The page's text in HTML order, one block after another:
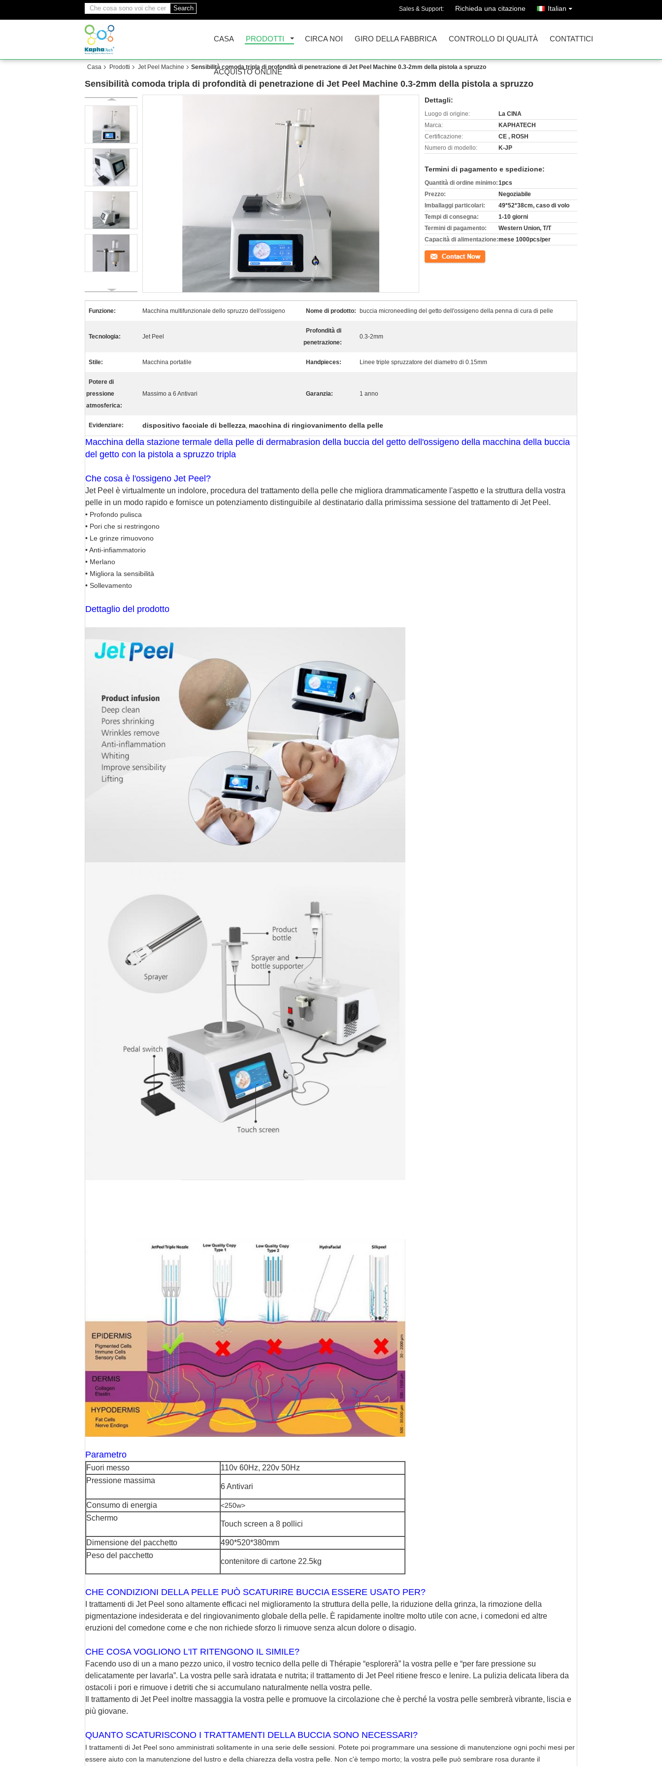
Search Sales & Support: Richieda una citazione Italian
CASA PRODOTTI CIRCA NOI GIRO DELLA FABBRICA CONTROLLO DI QUALITÀ CONTATTICI
ACQUISTO ONLINE
Casa Prodotti Jet Peel Machine Sensibilità comoda tripla di profondità di penetrazione di Jet Peel Machine 0.3-2mm della pistola a spruzzo
Sensibilità comoda tripla di profondità di penetrazione di Jet Peel Machine 0.3-2mm della pistola a spruzzo
Dettagli:
Luogo di origine:
La CINA
Marca:
KAPHATECH
Certificazione:
CE , ROSH
Numero di modello:
K-JP
Termini di pagamento e spedizione:
Quantità di ordine minimo:1pcs
Prezzo:
Negoziabile
Imballaggi particolari:
49*52*38cm, caso di volo
Tempi di consegna:
1-10 giorni
Termini di pagamento:
Western Union, T/T
Capacità di alimentazione:mese 1000pcs/per
Contatto
Funzione: Macchina multifunzionale dello spruzzo dell'ossigeno Nome di prodotto: buccia microneedling del getto dell'ossigeno della penna di cura di pelle
Tecnologia: Jet Peel
Profondità di
penetrazione:
0.3-2mm
Stile: Macchina portatile Handpieces: Linee triple spruzzatore del diametro di 0.15mm
Potere di
pressione
atmosferica:
Massimo a 6 Antivari Garanzia: 1 anno
Evidenziare: dispositivo facciale di bellezza, macchina di ringiovanimento della pelle
Macchina della stazione termale della pelle di dermabrasion della buccia del getto dell'ossigeno della macchina della buccia
del getto con la pistola a spruzzo tripla
Che cosa è l'ossigeno Jet Peel?
Jet Peel è virtualmente un indolore, procedura del trattamento della pelle che migliora drammaticamente l'aspetto e la struttura della vostra
pelle in un modo rapido e fornisce un potenziamento distinguibile al destinatario dalla primissima sessione del trattamento di Jet Peel.
• Profondo pulisca
• Pori che si restringono
• Le grinze rimuovono
• Anti-infiammatorio
• Merlano
• Migliora la sensibilità
• Sollevamento
Dettaglio del prodotto
Parametro
Fuori messo
110v 60Hz, 220v 50Hz
Pressione massima
6 Antivari
Consumo di energia <250w>
Schermo
Touch screen a 8 pollici
Dimensione del pacchetto
490*520*380mm
Peso del pacchetto
contenitore di cartone 22.5kg
CHE CONDIZIONI DELLA PELLE PUÒ SCATURIRE BUCCIA ESSERE USATO PER?
I trattamenti di Jet Peel sono altamente efficaci nel miglioramento la struttura della pelle, la riduzione della grinza, la rimozione della
pigmentazione indesiderata e del ringiovanimento globale della pelle. È rapidamente inoltre molto utile con acne, i comedoni ed altre
eruzioni del comedone come e che non richiede sforzo li rimuove senza alcun dolore o disagio.
CHE COSA VOGLIONO L'IT RITENGONO IL SIMILE?
Facendo uso di un a mano pezzo unico, il vostro tecnico della pelle di Thérapie “esplorerà” la vostra pelle e “per fare pressione su
delicatamente per lavarla”. La vostra pelle sarà idratata e nutrita; il trattamento di Jet Peel ritiene fresco e lenire. La pulizia delicata libera da
ostacoli i pori e rimuove i detriti che si accumulano naturalmente nella vostra pelle.
Il trattamento di Jet Peel inoltre massaggia la vostra pelle e promuove la circolazione che è perché la vostra pelle sembrerà vibrante, liscia e
più giovane.
QUANTO SCATURISCONO I TRATTAMENTI DELLA BUCCIA SONO NECESSARI?
I trattamenti di Jet Peel sono amministrati solitamente in una serie delle sessioni. Potete poi programmare una sessione di manutenzione ogni pochi mesi per
essere aiuto con la manutenzione del lustro e della chiarezza della vostra pelle. Non c'è tempo morto; la vostra pelle può sembrare rosa durante il